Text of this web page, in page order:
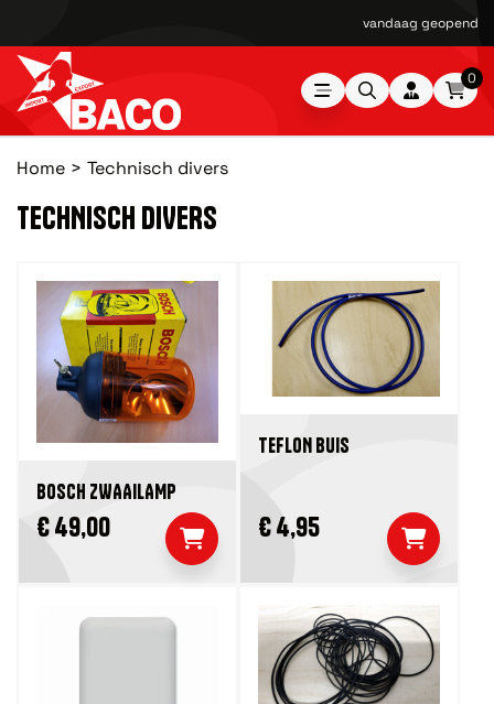
vandaag geopend
0
Home Technisch divers
TECHNISCH DIVERS
BOSCH ZWAAILAMP
€ 49,00
TEFLON BUIS
€ 4,95